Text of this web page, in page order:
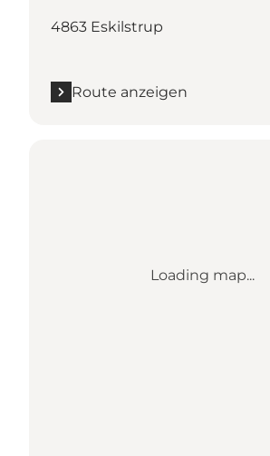
4863 Eskilstrup
Route anzeigen
Loading map...